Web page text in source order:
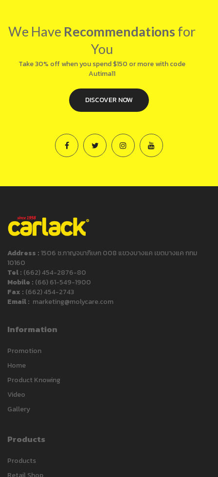
We Have Recommendations for
You
Take 30% off when you spend $150 or more with code
Autima11
DISCOVER NOW
Address :1506 ซ.กาญจนาภิเษก 008 แขวงบางแค เขตบางแค กทม
10160
Tel : (662) 454-2876-80
Mobile : (66) 61-549-1900
Fax : (662) 454-2743
Email : marketing@molycare.com
Information
Promotion
Home
Product Knowing
Video
Gallery
Products
Products